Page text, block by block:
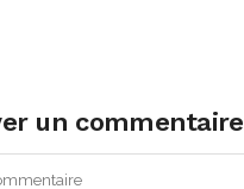
un commentaire